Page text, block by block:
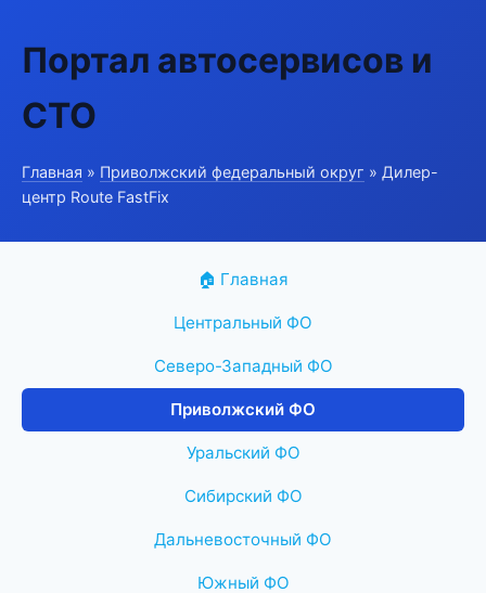
Портал автосервисов и
СТО
Главная » Приволжский федеральный округ » Дилер-
центр Route FastFix
🏠 Главная
Центральный ФО
Северо-Западный ФО
Приволжский ФО
Уральский ФО
Сибирский ФО
Дальневосточный ФО
Южный ФО